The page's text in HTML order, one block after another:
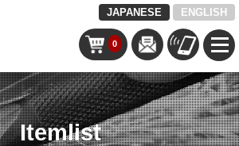
JAPANESE ENGLISH
0
Itemlist